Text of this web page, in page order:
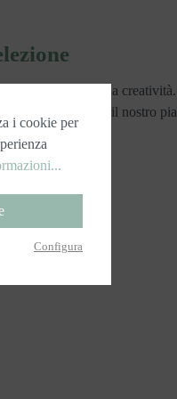
e accendono la creatività.
con cura per il nostro
i cookie per
Configura